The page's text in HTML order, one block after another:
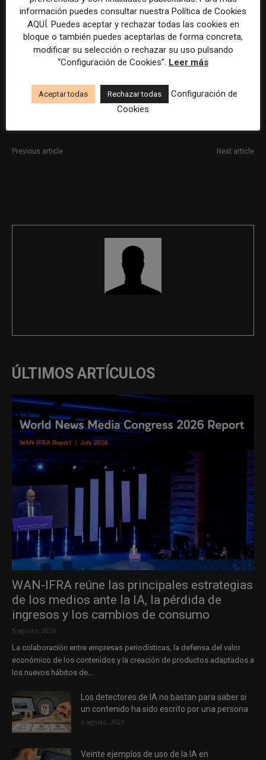
La selección y el tratamiento de la información de estas
ofertas se ha realizado con la asistencia de herramientas
de inteligencia artificial, siempre bajo supervisión
humana.
Previous article Next article
ÚLTIMOS ARTÍCULOS
WAN-IFRA reúne las principales estrategias
de los medios ante la IA, la pérdida de
ingresos y los cambios de consumo
5 agosto, 2026
La colaboración entre empresas periodísticas, la defensa del valor
económico de los contenidos y la creación de productos adaptados a
los nuevos hábitos de...
Los detectores de IA no bastan para saber si
un contenido ha sido escrito por una persona
3 agosto, 2026
Veinte ejemplos de uso de la IA en
información puedes consultar nuestra Política de Cookies
AQUÍ. Puedes aceptar y rechazar todas las cookies en
bloque o también puedes aceptarlas de forma concreta,
modificar su selección o rechazar su uso pulsando
“Configuración de Cookies”. Leer más
Aceptar todas Rechazar todas
Configuración de
Cookies